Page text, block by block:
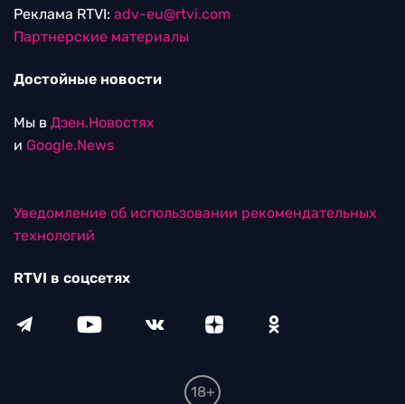
Реклама RTVI: adv-eu@rtvi.com
Партнерские материалы
Достойные новости
Мы в Дзен.Новостях
и Google.News
Уведомление об использовании рекомендательных
технологий
RTVI в соцсетях
18+